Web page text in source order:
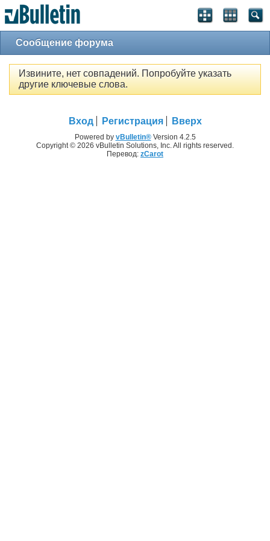
Сообщение форума
Извините, нет совпадений. Попробуйте указать
другие ключевые слова.
Вход Регистрация Вверх
Powered by vBulletin®Version 4.2.5
Copyright © 2026 vBulletin Solutions, Inc. All rights reserved.
Перевод: zCarot